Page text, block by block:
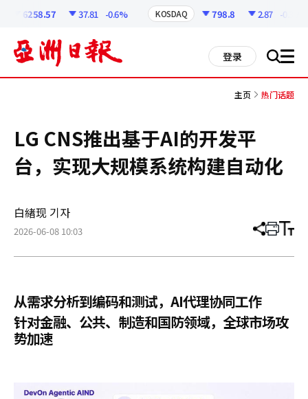
6258.57 37.81 -0.6% KOSDAQ 798.8 2.87 -0.36%
登录 搜 all
主页 热门话题
LG CNS推出基于AI的开发平
台，实现大规模系统构建自动化
白緖现 기자
2026-06-08 10:03 分
章
打 调
小
从需求分析到编码和测试，AI代理协同工作
针对金融、公共、制造和国防领域，全球市场攻
势加速